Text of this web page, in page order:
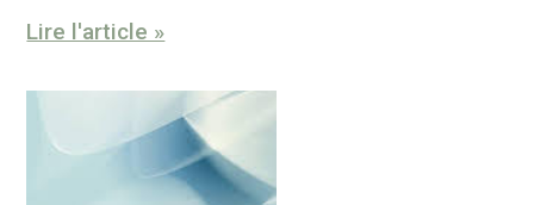
Lire l'article »